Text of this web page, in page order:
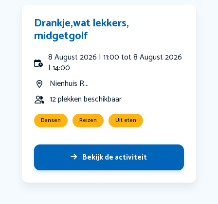
Drankje,wat lekkers,
midgetgolf
8 August 2026 | 11:00 tot 8 August 2026
| 14:00
Nienhuis R...
12 plekken beschikbaar
Dansen Reizen Uit eten
Bekijk de activiteit